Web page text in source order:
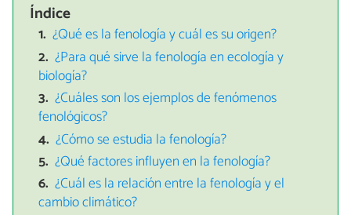
Índice
¿Qué es la fenología y cuál es su origen?
¿Para qué sirve la fenología en ecología y
biología?
¿Cuáles son los ejemplos de fenómenos
fenológicos?
¿Cómo se estudia la fenología?
¿Qué factores influyen en la fenología?
¿Cuál es la relación entre la fenología y el
cambio climático?